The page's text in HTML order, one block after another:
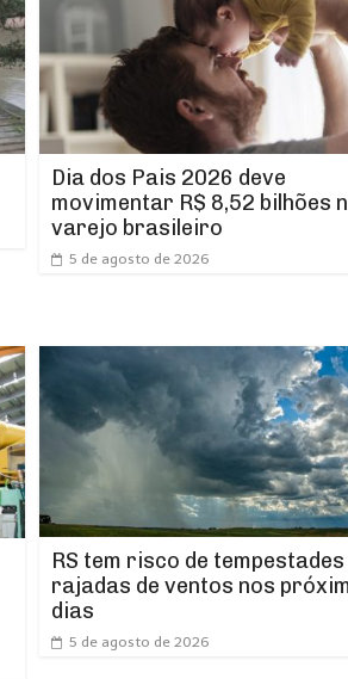
Dia dos Pais 2026 deve
movimentar R$ 8,52 bilhões
varejo brasileiro
5 de agosto de 2026
RS tem risco de
rajadas de ventos nos
dias
5 de agosto de 2026